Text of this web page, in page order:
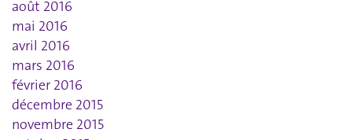
août 2016
mai 2016
avril 2016
mars 2016
février 2016
décembre 2015
novembre 2015